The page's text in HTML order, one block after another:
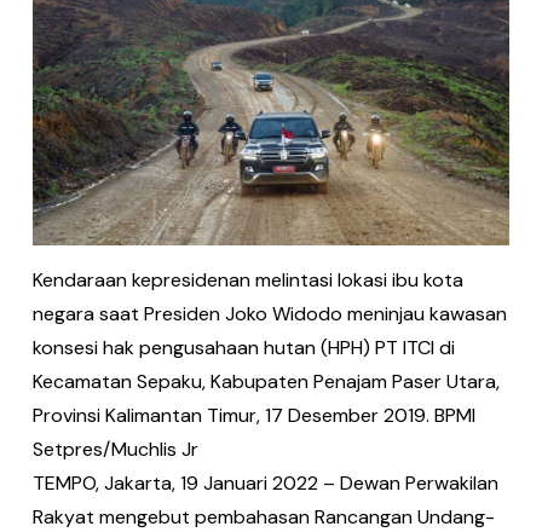
Kendaraan kepresidenan melintasi lokasi ibu kota
negara saat Presiden Joko Widodo meninjau kawasan
konsesi hak pengusahaan hutan (HPH) PT ITCI di
Kecamatan Sepaku, Kabupaten Penajam Paser Utara,
Provinsi Kalimantan Timur, 17 Desember 2019. BPMI
Setpres/Muchlis Jr
TEMPO, Jakarta, 19 Januari 2022 – Dewan Perwakilan
Rakyat mengebut pembahasan Rancangan Undang-